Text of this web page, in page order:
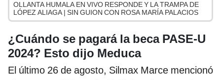
OLLANTA HUMALA EN VIVO RESPONDE Y LA TRAMPA DE
LÓPEZ ALIAGA | SIN GUION CON ROSA MARÍA PALACIOS
¿Cuándo se pagará la beca PASE-U
2024? Esto dijo Meduca
El último 26 de agosto, Silmax Marce mencionó